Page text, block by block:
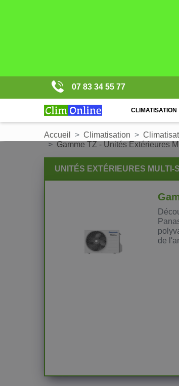
07 83 34 55 77
CLIMATISATION
Accueil Climatisation
Gamme TZ - Unités Extérieures
UNITÉS EXTÉRIEURES MULTI-
de